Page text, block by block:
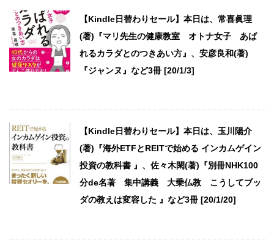
【Kindle日替わりセール】本日は、常喜眞理
(著)『マリ先生の健康教室 オトナ女子 あば
れるカラダとのつきあい方』、安彦良和(著)
『ジャンヌ』など3冊 [20/1/3]
【Kindle日替わりセール】本日は、玉川陽介
(著)『海外ETFとREITで始める インカムゲイン
投資の教科書 』、佐々木閑(著)『別冊NHK100
分de名著 集中講義 大乗仏教 こうしてブッ
ダの教えは変容した 』など3冊 [20/1/20]